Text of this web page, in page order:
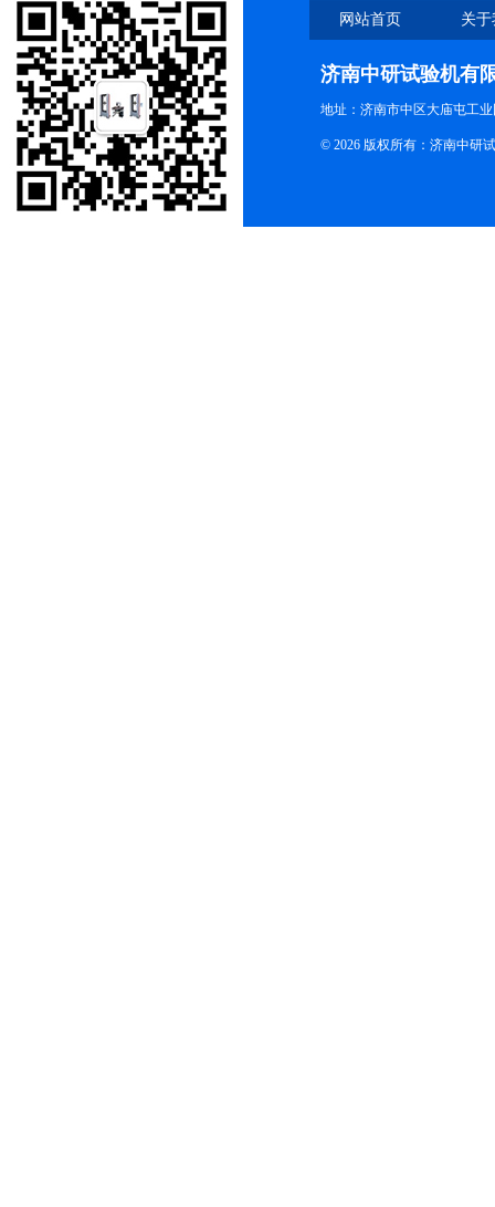
网站首页 关
济南中研试验机有
地址：济南市中区大庙屯工
© 2026 版权所有：济南中研